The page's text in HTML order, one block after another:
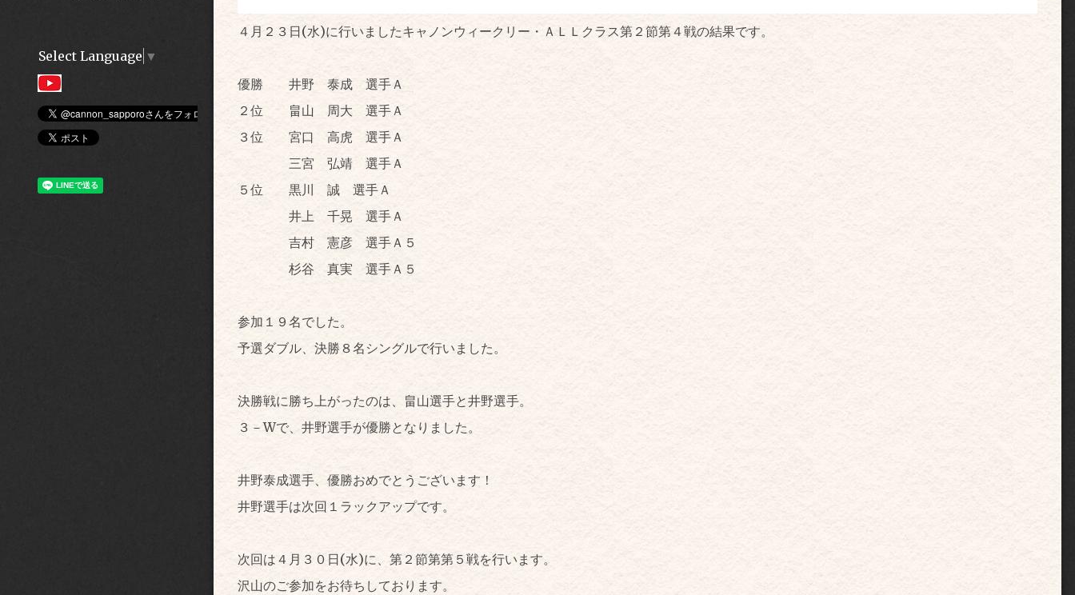
４月２３日(水)に行いましたキャノンウィークリー・ＡＬＬクラス第２節第４戦の結果です。
優勝 井野 泰成 選手Ａ
２位 畠山 周大 選手Ａ
３位 宮口 高虎 選手Ａ
三宮 弘靖 選手Ａ
５位 黒川 誠 選手Ａ
井上 千晃 選手Ａ
吉村 憲彦 選手Ａ５
杉谷 真実 選手Ａ５
参加１９名でした。
予選ダブル、決勝８名シングルで行いました。
決勝戦に勝ち上がったのは、畠山選手と井野選手。
３－Wで、井野選手が優勝となりました。
井野泰成選手、優勝おめでとうございます！
井野選手は次回１ラックアップです。
次回は４月３０日(水)に、第２節第第５戦を行います。
沢山のご参加をお待ちしております。
Select Language ▼